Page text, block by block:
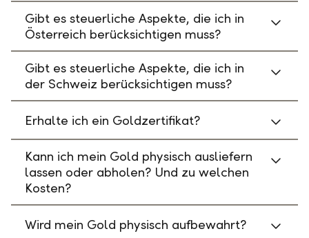
Gibt es steuerliche Aspekte, die ich in
Österreich berücksichtigen muss?
Gibt es steuerliche Aspekte, die ich in
der Schweiz berücksichtigen muss?
Erhalte ich ein Goldzertifikat?
Kann ich mein Gold physisch ausliefern
lassen oder abholen? Und zu welchen
Kosten?
Wird mein Gold physisch aufbewahrt?